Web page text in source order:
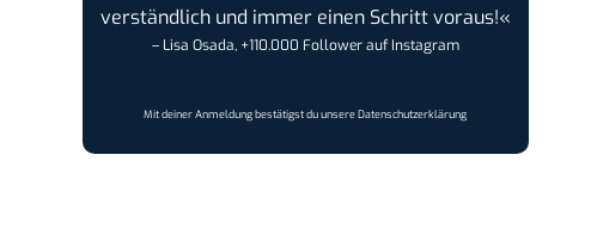
verständlich und immer einen Schritt voraus!«
– Lisa Osada, +110.000 Follower auf Instagram
Mit deiner Anmeldung bestätigst du unsereDatenschutzerklärung